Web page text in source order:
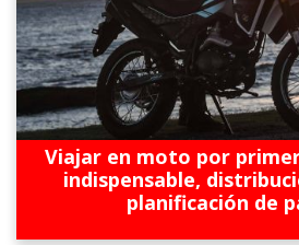
Viajar en moto por
indispensable,
planificación de